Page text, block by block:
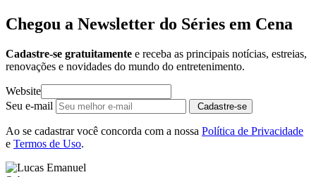
Chegou a Newsletter do Séries em Cena
Cadastre-se gratuitamente e receba as principais notícias, estreias,
renovações e novidades do mundo do entretenimento.
Website
Seu e-mail
Cadastre-se
Ao se cadastrar você concorda com a nossa Política de Privacidade
e Termos de Uso.